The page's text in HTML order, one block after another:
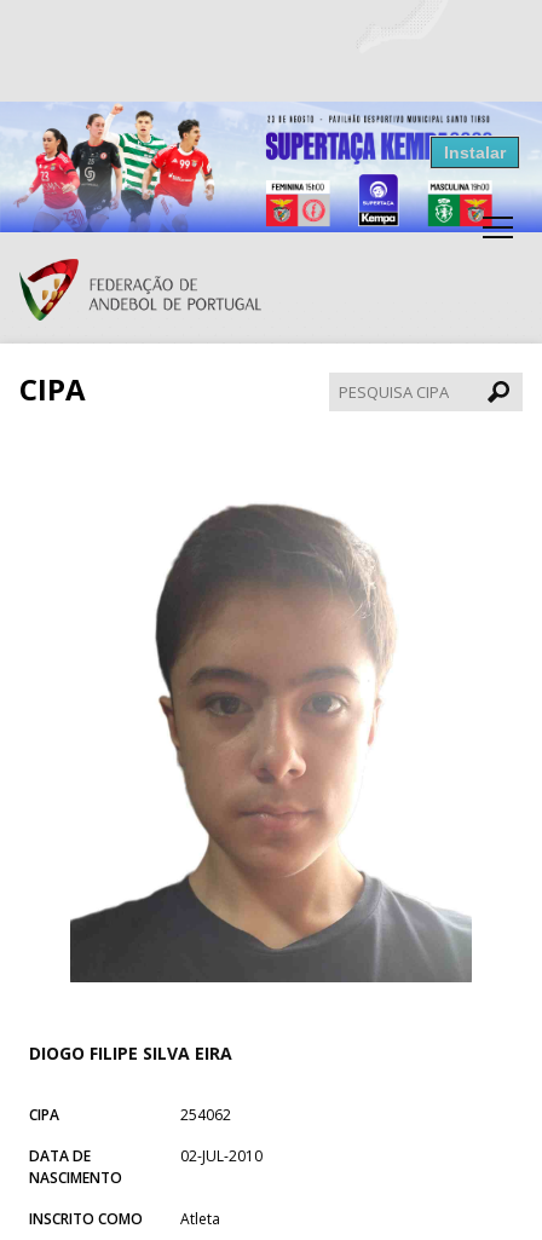
Resultados Andebol
Federação de Andebol de Portugal
Grátis - Disponivel na Play Store
Instalar
CIPA
CIPA
DIOGO FILIPE SILVA EIRA
CIPA
254062
DATA DE
NASCIMENTO
02-JUL-2010
INSCRITO COMO Atleta